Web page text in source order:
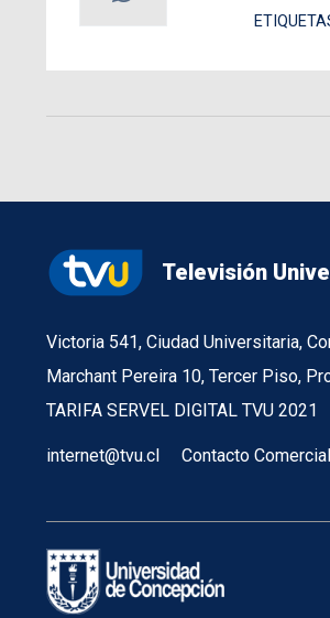
Televisión
Victoria 541, Ciudad Universitaria,
Marchant Pereira 10, Tercer Piso,
TARIFA SERVEL DIGITAL TVU 2021
internet@tvu.cl Contacto Comercial